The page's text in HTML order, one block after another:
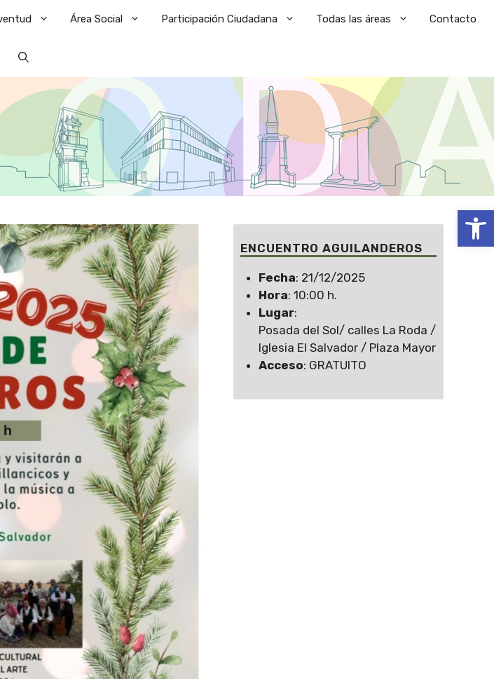
Abrir
Área Social Participación Ciudadana Todas las áreas Contacto
ENCUENTRO AGUILANDEROS
Fecha: 21/12/2025
Hora: 10:00 h.
Lugar:
Posada del Sol/ calles La Roda /
Iglesia El Salvador / Plaza Mayor
Acceso: GRATUITO